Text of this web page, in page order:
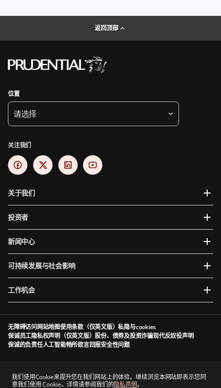
我们使用Cookie来提升您在我们网站上的体验。继续浏览本网站即表示您同
意我们使用 Cookie。详情请参阅我们的隐私声明。
返回顶部
位置
请选择
关注我们
关于我们
投资者
新闻中心
可持续发展与社会影响
工作机会
无障碍访问网站地图使用条款（仅英文版）私隐与cookies
保诚员工隐私权声明（仅英文版）股份、债券及投资诈骗现代反奴役声明
保诚的负责任人工智能畅所欲言回报安全性问题
London, EC4M 7NG, United Kingdom。注册编号为1397169。Prudential plc为一家控股公
司，其部分子公司由香港保险业监管局及其他监管机构授权及规管（视情况而定）。香港主要